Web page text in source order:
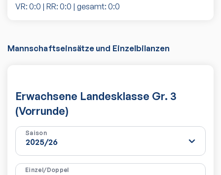
VR: 0:0 | RR: 0:0 | gesamt: 0:0
Mannschaftseinsätze und Einzelbilanzen
Erwachsene Landesklasse Gr. 3
(Vorrunde)
Saison
Einzel/Doppel